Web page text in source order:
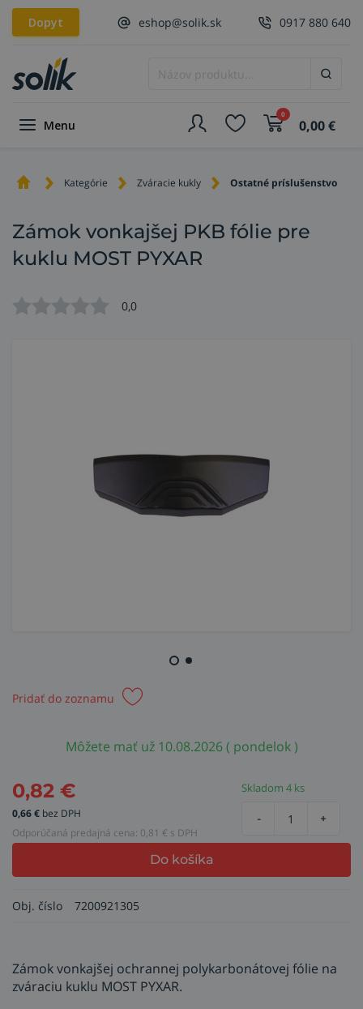
Dopyt eshop@solik.sk 0917 880 640
Menu
0
0,00€
Kategórie Zváracie kukly Ostatné príslušenstvo
Zámok vonkajšej PKB fólie pre
kuklu MOST PYXAR
0,0
Pridať do zoznamu
Môžete mať už 10.08.2026 ( pondelok )
0,82 €
0,66€ bez DPH
Odporúčaná predajná cena: 0,81 € s DPH
Skladom 4 ks
- +
Do košíka
Obj. číslo 7200921305
Zámok vonkajšej ochrannej polykarbonátovej fólie na
zváraciu kuklu MOST PYXAR.